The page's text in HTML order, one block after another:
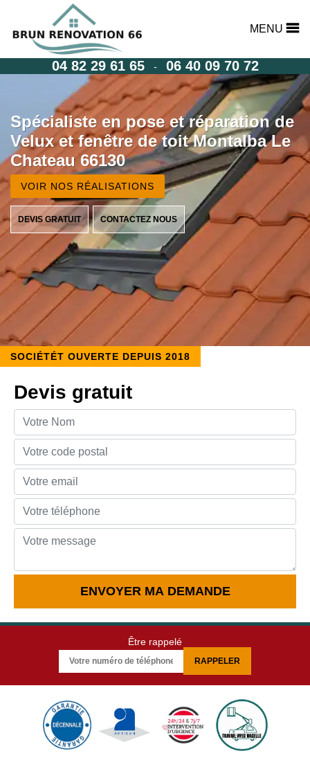
MENU
04 82 29 61 65 - 06 40 09 70 72
Spécialiste en pose et réparation de
Velux et fenêtre de toit Montalba Le
Chateau 66130
VOIR NOS RÉALISATIONS
DEVIS GRATUIT CONTACTEZ NOUS
SOCIÉTÉT OUVERTE DEPUIS 2018
Devis gratuit
Être rappelé